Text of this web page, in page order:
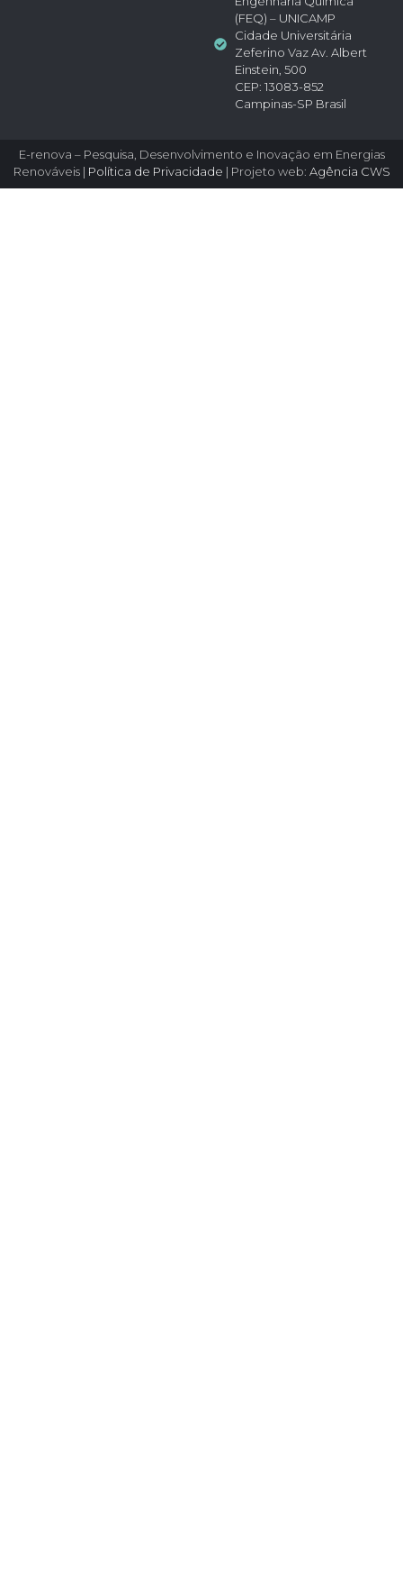
(FEQ) – UNICAMP
Cidade Universitária
Zeferino Vaz Av. Albert
Einstein, 500
CEP: 13083-852
Campinas-SP Brasil
E-renova – Pesquisa, Desenvolvimento e Inovação em Energias
Renováveis | Política de Privacidade | Projeto web: Agência CWS